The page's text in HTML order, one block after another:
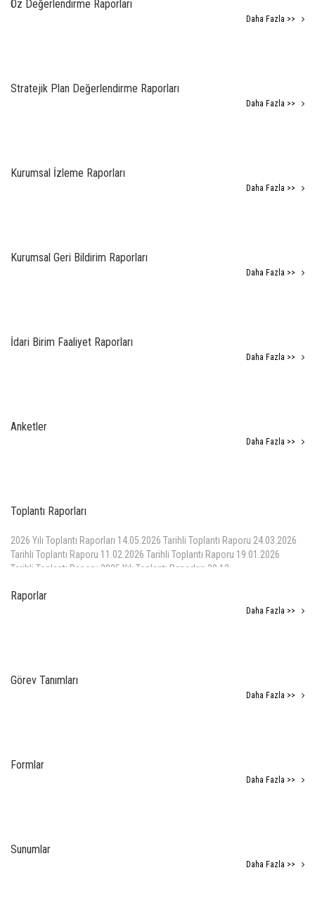
Öz Değerlendirme Raporları
Daha Fazla >>
Stratejik Plan Değerlendirme Raporları
Daha Fazla >>
Kurumsal İzleme Raporları
Daha Fazla >>
Kurumsal Geri Bildirim Raporları
Daha Fazla >>
İdari Birim Faaliyet Raporları
Daha Fazla >>
Anketler
Daha Fazla >>
Toplantı Raporları
2026 Yılı Toplantı Raporları 14.05.2026 Tarihli Toplantı Raporu 24.03.2026
Tarihli Toplantı Raporu 11.02.2026 Tarihli Toplantı Raporu 19.01.2026
Tarihli Toplantı Raporu 2025 Yılı Toplantı Raporları 29.12.
Raporlar
Daha Fazla >>
Görev Tanımları
Daha Fazla >>
Formlar
Daha Fazla >>
Sunumlar
Daha Fazla >>